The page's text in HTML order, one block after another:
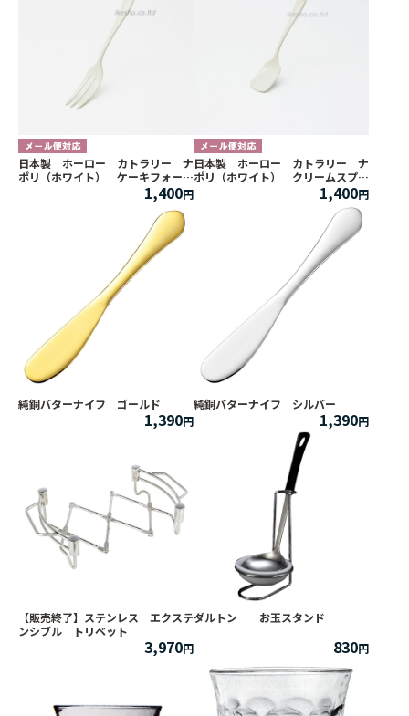
日本製 ホーロー カトラリー ナ
ポリ（ホワイト） ケーキフォー
1,400
日本製 ホーロー カトラリー ナ
ポリ（ホワイト） クリームスプー
1,400
純銅バターナイフ ゴールド
1,390
純銅バターナイフ シルバー
1,390
【販売終了】ステンレス エクステ
ンシブル トリベット
3,970
ダルトン お玉スタンド
830